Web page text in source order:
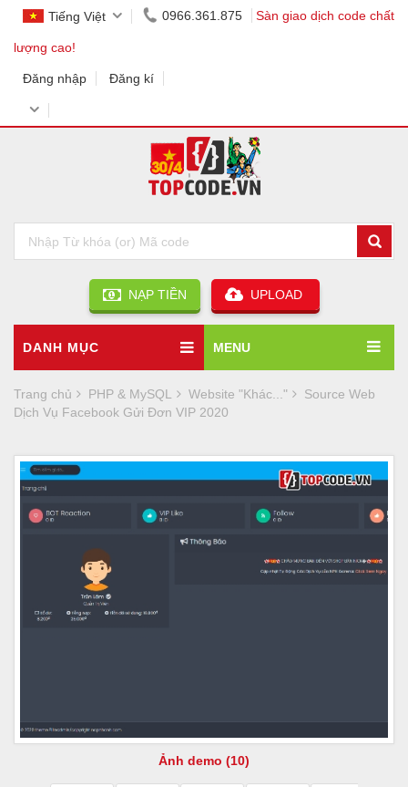
Tiếng Việt 0966.361.875 Sàn giao dịch code chất
lượng cao!
Đăng nhập Đăng kí
NẠP TIỀN UPLOAD
DANH MỤC MENU
Trang chủ PHP & MySQL Website "Khác..."
Source Web
Dịch Vụ Facebook Gửi Đơn VIP 2020
Ảnh demo (10)